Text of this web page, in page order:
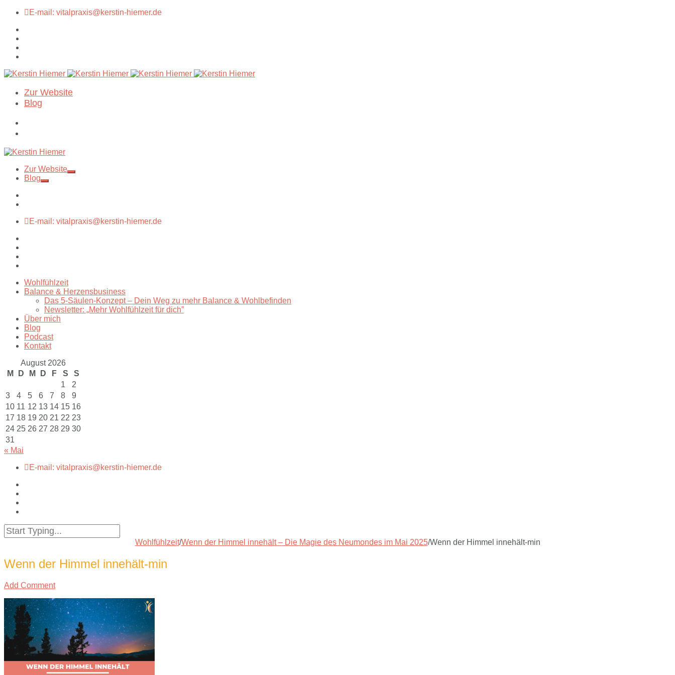
E-mail: vitalpraxis@kerstin-hiemer.de
Zur Website
Blog
Zur Website
Blog
E-mail: vitalpraxis@kerstin-hiemer.de
Wohlfühlzeit
Balance & Herzensbusiness
Das 5-Säulen-Konzept – Dein Weg zu mehr Balance & Wohlbefinden
Newsletter: „Mehr Wohlfühlzeit für dich”
Über mich
Blog
Podcast
Kontakt
August 2026
M
D M D F S
S
1
2
3
4 5 6 7 8
9
10 11 12 13 14 15 16
17 18 19 20 21 22 23
24 25 26 27 28 29 30
31
« Mai
E-mail: vitalpraxis@kerstin-hiemer.de
Wohlfühlzeit/Wenn der Himmel innehält – Die Magie des Neumondes im Mai 2025/Wenn der Himmel innehält-min
Wenn der Himmel innehält-min
Add Comment